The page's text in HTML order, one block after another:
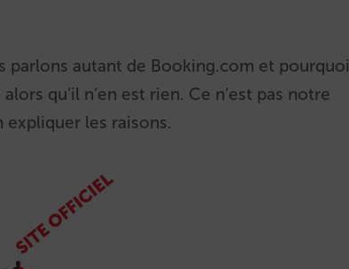
parlons autant de Booking.com et pourquoi
qu’il n’en est rien. Ce n’est pas notre
expliquer les raisons.